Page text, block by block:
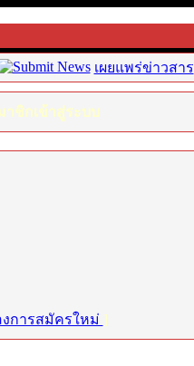
เผยแพร่ข่าวสาร
ชิกเข้าสู่ระบบ
การสมัครใหม่ ]